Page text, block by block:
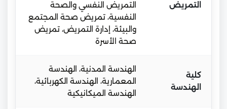
التمريض
التمريض النفسي والصحة
النفسية، تمريض صحة المجتمع
والبيئة، إدارة التمريض، تمريض
صحة الأسرة
كلية
الهندسة
الهندسة المدنية، الهندسة
المعمارية، الهندسة الكهربائية،
الهندسة الميكانيكية